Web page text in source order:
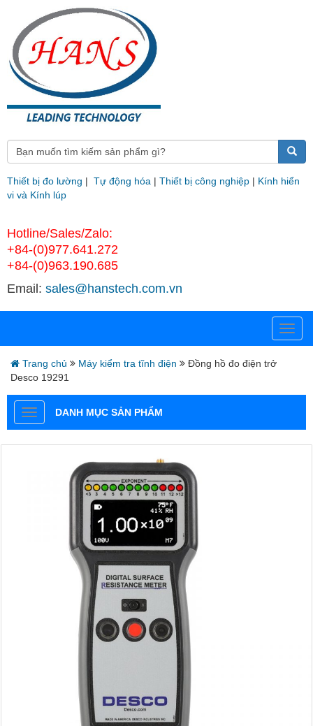
Thiết bị đo lường | Tự động hóa | Thiết bị công nghiệp | Kính hiển
vi và Kính lúp
Hotline/Sales/Zalo:
+84-(0)977.641.272
+84-(0)963.190.685
Email: sales@hanstech.com.vn
Trang chủ Máy kiểm tra tĩnh điện
Đồng hồ đo điện trở
Desco 19291
DANH MỤC SẢN PHẨM